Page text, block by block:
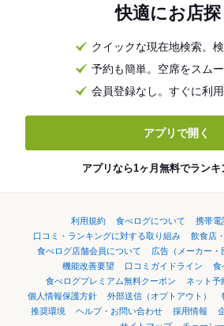
快適にお店探
クイックな現在地検索。
予約も簡単。空席をスム
会員登録なし。すぐに利
アプリで開く
アプリなら1ヶ月無料でランキ
利用規約 食べログについて
携帯電
口コミ・ランキングに対する取り組み
飲食店
食べログ店舗会員について
広告（メーカー・
機能改善要望
口コミガイドライン
食
食べログプレミアム無料クーポン
ネット予
個人情報保護方針
外部送信（オプトアウト）
推奨環境
ヘルプ・お問い合わせ 採用情報